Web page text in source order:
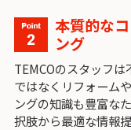
本質的な
ング
TEMCOのスタッフは
ではなくリフォーム
ングの知識も豊富な
択肢から最適な情報